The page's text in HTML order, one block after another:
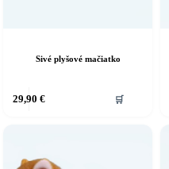
Sivé plyšové mačiatko
29,90 € 🛒